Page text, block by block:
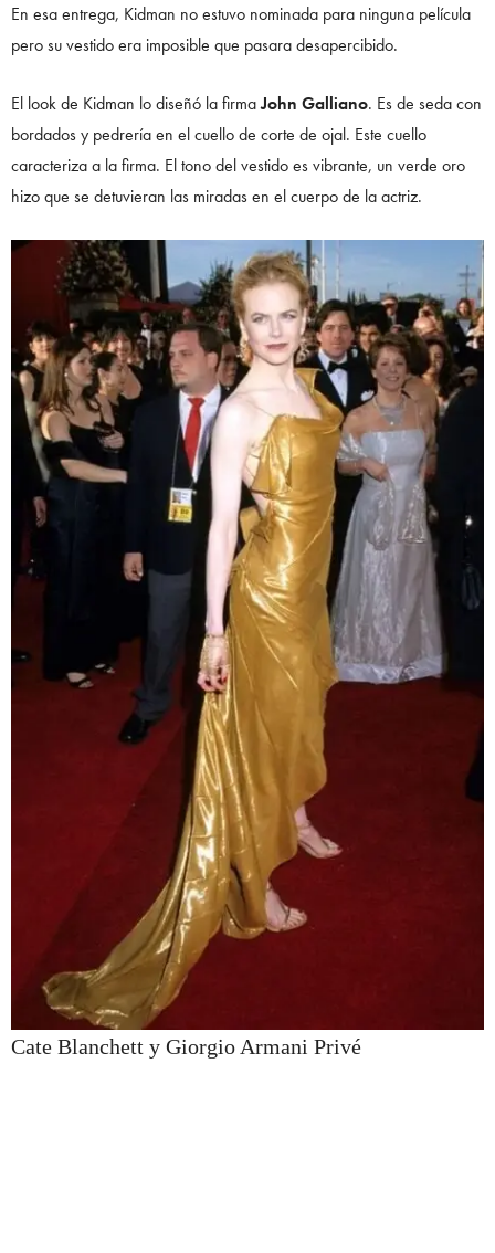
En esa entrega, Kidman no estuvo nominada para ninguna película
pero su vestido era imposible que pasara desapercibido.
El look de Kidman lo diseñó la firmaJohn Galliano. Es de seda con
bordados y pedrería en el cuello de corte de ojal. Este cuello
caracteriza a la firma. El tono del vestido es vibrante, un verde oro
hizo que se detuvieran las miradas en el cuerpo de la actriz.
Cate Blanchett y Giorgio Armani Privé